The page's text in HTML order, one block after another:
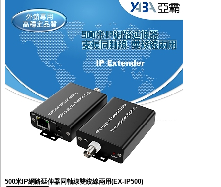
500米IP網路延伸器同軸線雙絞線兩用(EX-IP500)